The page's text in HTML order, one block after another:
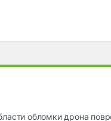
обломки дрона